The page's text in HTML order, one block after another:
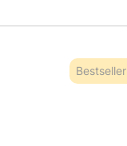
Bestseller